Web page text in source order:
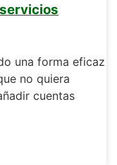
una forma eficaz
no quiera
cuentas